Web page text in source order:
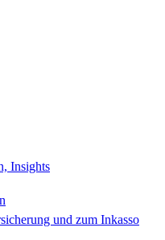
Insights
und zum Inkasso